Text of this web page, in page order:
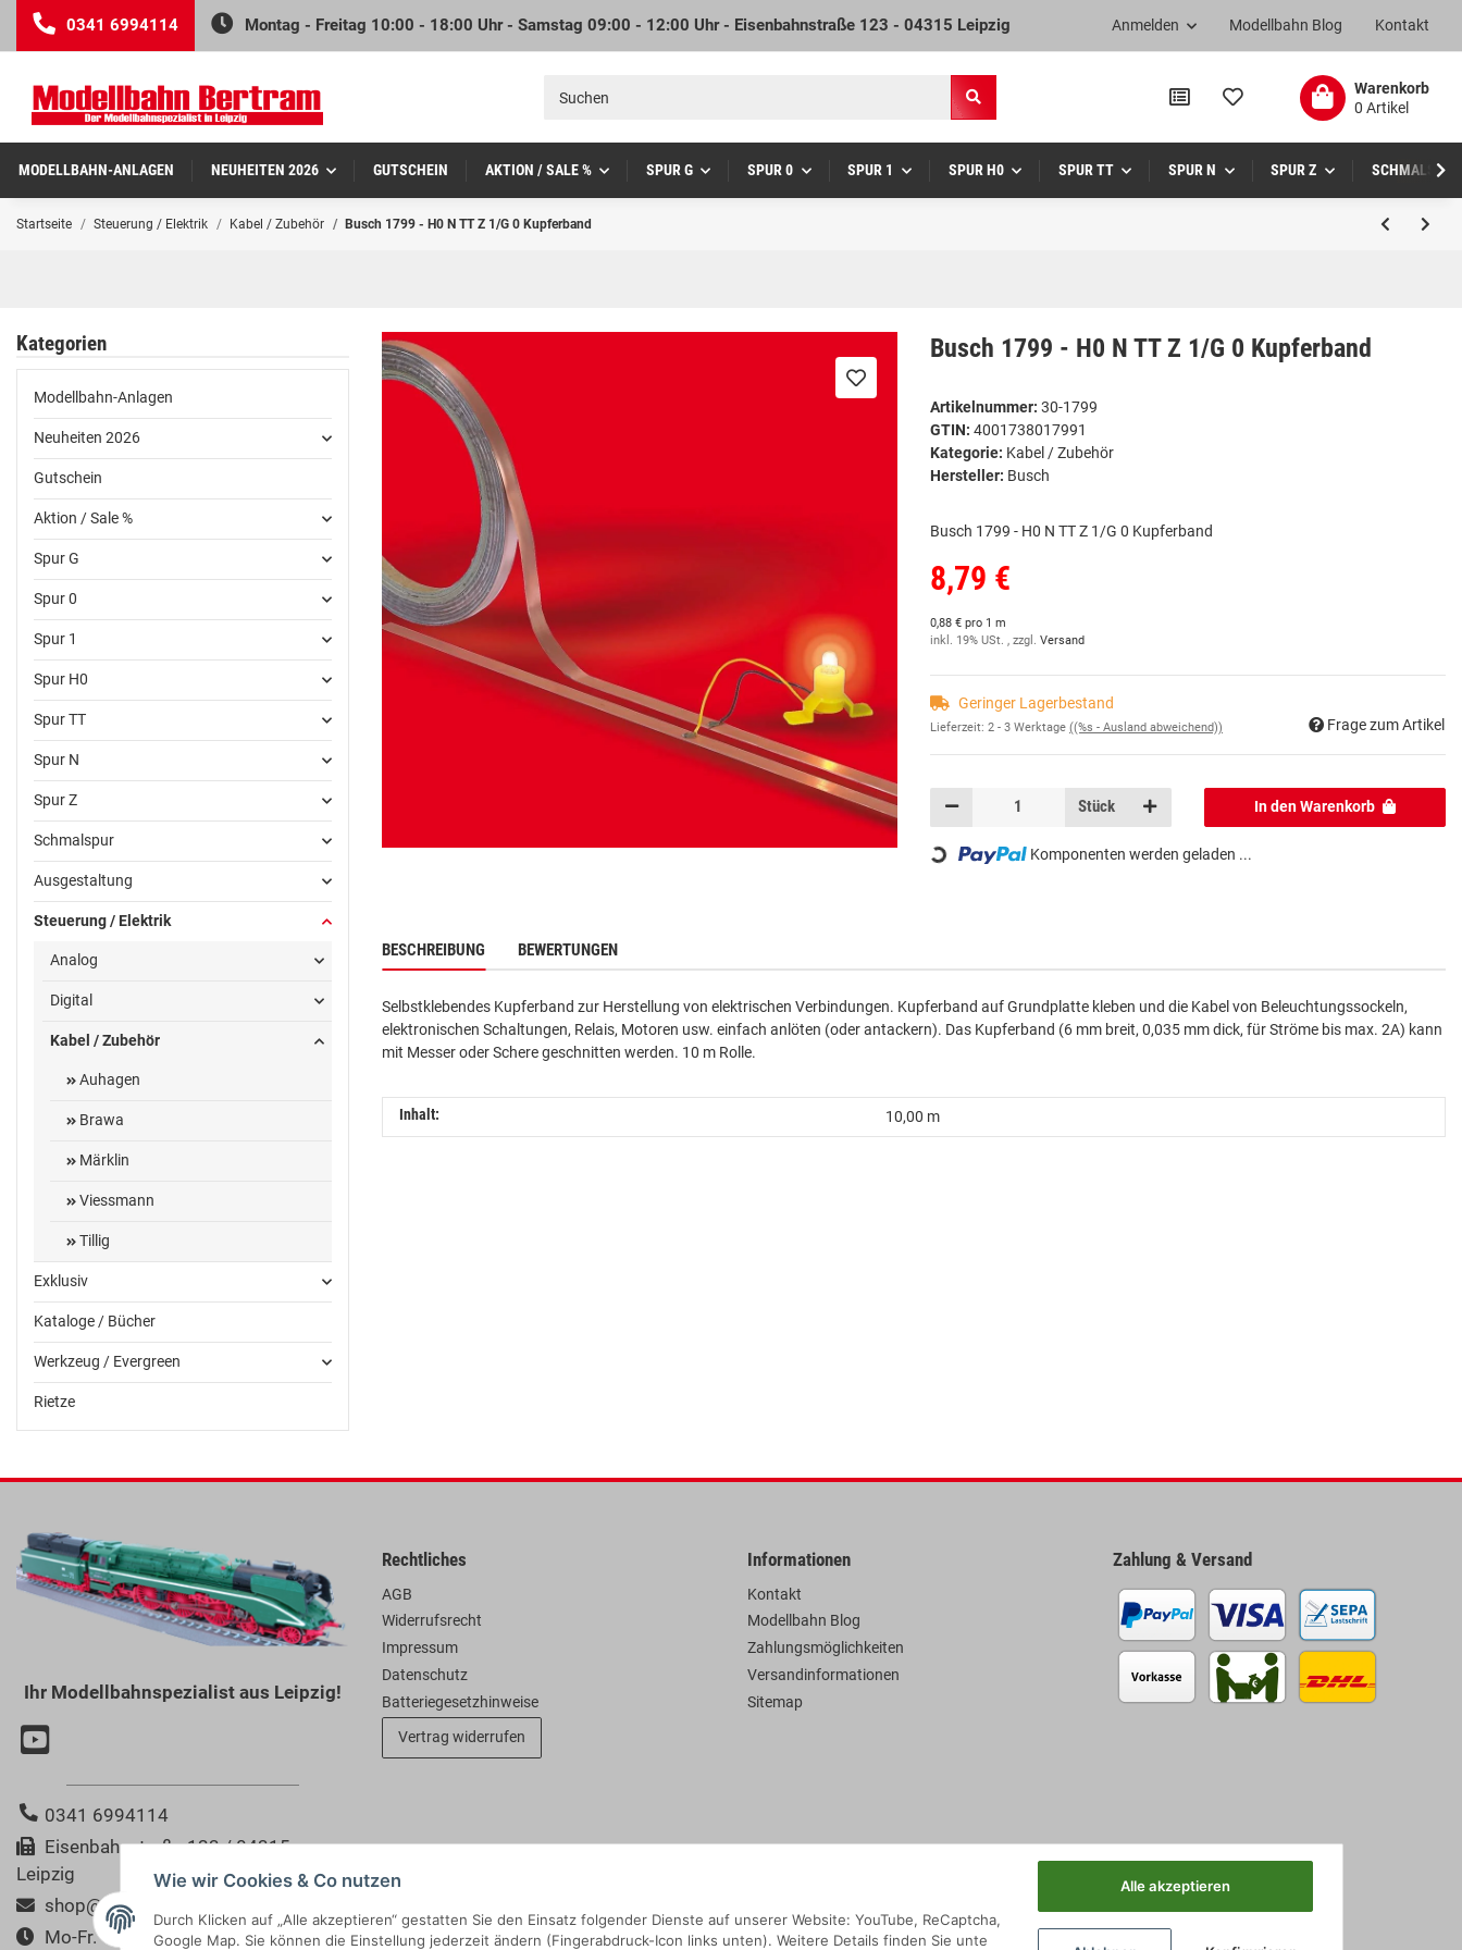
0341 6994114 Montag - Freitag 10:00 - 18:00 Uhr - Samstag 09:00 - 12:00 Uhr - Eisenbahnstraße 123 - 04315 Leipzig Kontakt
Modellbahn Blog
Anmelden
Warenkorb
0 Artikel
MODELLBAHN-ANLAGEN NEUHEITEN 2026 GUTSCHEIN AKTION / SALE % SPUR G SPUR 0 SPUR 1 SPUR H0 SPUR TT SPUR N SPUR Z SCHMALSPUR
Startseite Steuerung / Elektrik Kabel / Zubehör Busch 1799 - H0 N TT Z 1/G 0 Kupferband
Busch 1799 - H0 N TT Z 1/G 0 Kupferband
Artikelnummer: 30-1799
GTIN: 4001738017991
Kategorie: Kabel / Zubehör
Hersteller: Busch
Busch 1799 - H0 N TT Z 1/G 0 Kupferband
8,79 €
0,88 € pro 1 m
inkl. 19% USt. , zzgl. Versand
Geringer Lagerbestand
Lieferzeit: 2 - 3 Werktage ((%s - Ausland abweichend)) Frage zum Artikel
Stück In den Warenkorb
Loading... Komponenten werden geladen ...
BESCHREIBUNG BEWERTUNGEN
Selbstklebendes Kupferband zur Herstellung von elektrischen Verbindungen. Kupferband auf Grundplatte kleben und die Kabel von Beleuchtungssockeln,
elektronischen Schaltungen, Relais, Motoren usw. einfach anlöten (oder antackern). Das Kupferband (6 mm breit, 0,035 mm dick, für Ströme bis max. 2A) kann
mit Messer oder Schere geschnitten werden. 10 m Rolle.
Inhalt: 10,00 m
Kategorien
Modellbahn-Anlagen
Neuheiten 2026
Gutschein
Aktion / Sale %
Spur G
Spur 0
Spur 1
Spur H0
Spur TT
Spur N
Spur Z
Schmalspur
Ausgestaltung
Steuerung / Elektrik
Analog
Digital
Kabel / Zubehör
Auhagen
Brawa
Märklin
Viessmann
Tillig
Exklusiv
Kataloge / Bücher
Werkzeug / Evergreen
Rietze
Ihr Modellbahnspezialist aus Leipzig!
0341 6994114
Eisenbahnstraße 123 / 04315
Leipzig
shop@modellbahn-bertram.de
Mo-Fr. 10:00-18:00 Uhr
Rechtliches
AGB
Widerrufsrecht
Impressum
Datenschutz
Batteriegesetzhinweise
Vertrag widerrufen
Informationen
Kontakt
Modellbahn Blog
Zahlungsmöglichkeiten
Versandinformationen
Sitemap
Zahlung & Versand
Wie wir Cookies & Co nutzen
Durch Klicken auf „Alle akzeptieren“ gestatten Sie den Einsatz folgender Dienste auf unserer Website: YouTube, ReCaptcha,
Google Map. Sie können die Einstellung jederzeit ändern (Fingerabdruck-Icon links unten). Weitere Details finden Sie unte
Alle akzeptieren